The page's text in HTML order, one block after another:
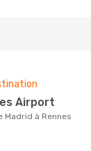
Airport
Madrid à Rennes